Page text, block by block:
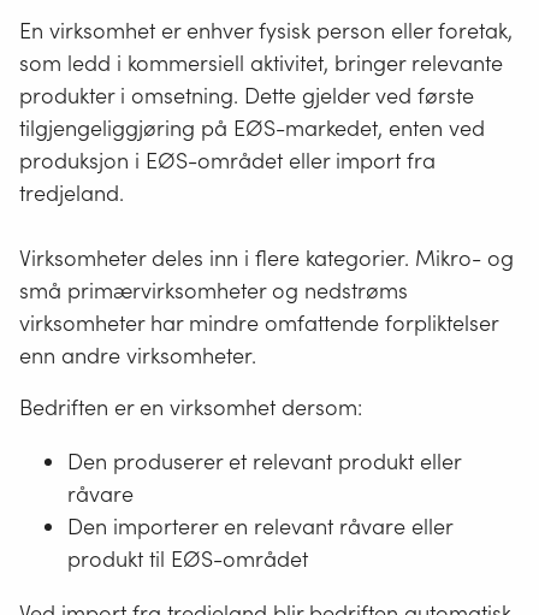
En virksomhet er enhver fysisk person eller foretak,
som ledd i kommersiell aktivitet, bringer relevante
produkter i omsetning. Dette gjelder ved første
tilgjengeliggjøring på EØS-markedet, enten ved
produksjon i EØS-området eller import fra
tredjeland.
Virksomheter deles inn i flere kategorier. Mikro- og
små primærvirksomheter og nedstrøms
virksomheter har mindre omfattende forpliktelser
enn andre virksomheter.
Bedriften er en virksomhet dersom:
Den produserer et relevant produkt eller
råvare
Den importerer en relevant råvare eller
produkt til EØS-området